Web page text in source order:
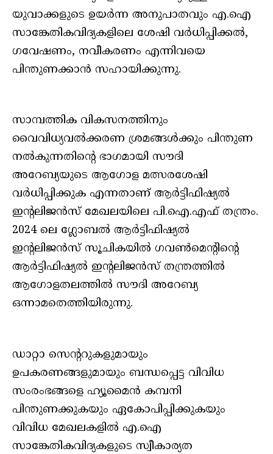
യുവാക്കളുടെ ഉയര്‍ന്ന അനുപാതവും എ.ഐ
സാങ്കേതികവിദ്യകളിലെ ശേഷി വര്‍ധിപ്പിക്കല്‍,
ഗവേഷണം, നവീകരണം എന്നിവയെ
പിന്തുണക്കാന്‍ സഹായിക്കുന്നു.
സാമ്പത്തിക വികസനത്തിനും
വൈവിധ്യവല്‍ക്കരണ ശ്രമങ്ങള്‍ക്കും പിന്തുണ
നല്‍കുന്നതിന്റെ ഭാഗമായി സൗദി
അറേബ്യയുടെ ആഗോള മത്സരശേഷി
വര്‍ധിപ്പിക്കുക എന്നതാണ് ആര്‍ട്ടിഫിഷ്യല്‍
ഇന്റലിജന്‍സ് മേഖലയിലെ പി.ഐ.എഫ് തന്ത്രം.
2024 ലെ ഗ്ലോബല്‍ ആര്‍ട്ടിഫിഷ്യല്‍
ഇന്റലിജന്‍സ് സൂചികയില്‍ ഗവണ്‍മെന്റിന്റെ
ആര്‍ട്ടിഫിഷ്യല്‍ ഇന്റലിജന്‍സ് തന്ത്രത്തില്‍
ആഗോളതലത്തില്‍ സൗദി അറേബ്യ
ഒന്നാമതെത്തിയിരുന്നു.
ഡാറ്റാ സെന്ററുകളുമായും
ഉപകരണങ്ങളുമായും ബന്ധപ്പെട്ട വിവിധ
സംരംഭങ്ങളെ ഹ്യൂമൈന്‍ കമ്പനി
പിന്തുണക്കുകയും ഏകോപിപ്പിക്കുകയും
വിവിധ മേഖലകളില്‍ എ.ഐ
സാങ്കേതികവിദ്യകളുടെ സ്വീകാര്യത